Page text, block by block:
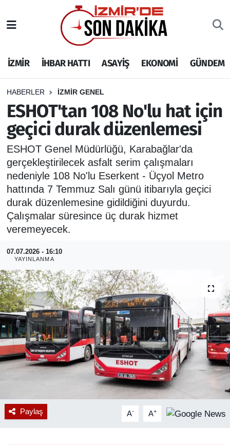
İZMİR İHBAR HATTI ASAYİŞ EKONOMİ GÜNDEM
HABERLER İZMİR GENEL
ESHOT'tan 108 No'lu hat için
geçici durak düzenlemesi
ESHOT Genel Müdürlüğü, Karabağlar'da
gerçekleştirilecek asfalt serim çalışmaları
nedeniyle 108 No'lu Eserkent - Üçyol Metro
hattında 7 Temmuz Salı günü itibarıyla geçici
durak düzenlemesine gidildiğini duyurdu.
Çalışmalar süresince üç durak hizmet
veremeyecek.
07.07.2026 - 16:10
YAYINLANMA
Paylaş A- A+
İHBAR HATTI
DEPREM
GENEL
EKONOMİ
SİYASET
SPOR
ASAYİŞ
RESMİ REKLAM
İzmir Nöbetçi Eczaneler
İzmir Hava Durumu
İzmir Namaz Vakitleri
İzmir Trafik Yoğunluk Haritası
Puan Durumu ve Fikstür
Tüm Manşetler
Son Dakika Haberleri
Haber Arşivi